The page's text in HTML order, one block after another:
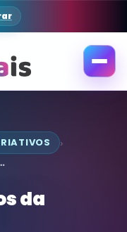
Abrir
›
da